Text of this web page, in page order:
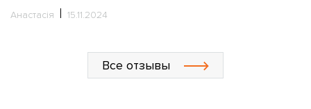
Анастасія 15.11.2024
Все отзывы